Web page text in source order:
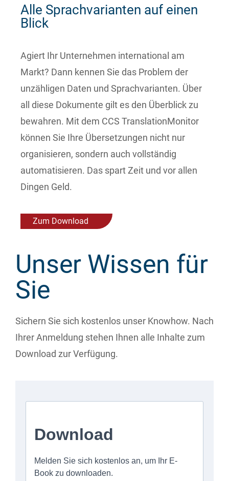
Alle Sprachvarianten auf einen
Blick
Agiert Ihr Unternehmen international am
Markt? Dann kennen Sie das Problem der
unzähligen Daten und Sprachvarianten. Über
all diese Dokumente gilt es den Überblick zu
bewahren. Mit dem CCS TranslationMonitor
können Sie Ihre Übersetzungen nicht nur
organisieren, sondern auch vollständig
automatisieren. Das spart Zeit und vor allen
Dingen Geld.
Zum Download
Unser Wissen für
Sie
Sichern Sie sich kostenlos unser Knowhow. Nach
Ihrer Anmeldung stehen Ihnen alle Inhalte zum
Download zur Verfügung.